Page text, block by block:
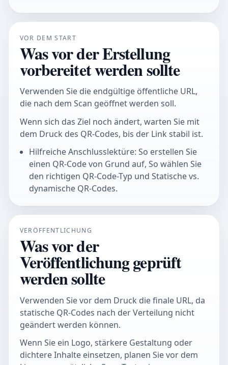
VOR DEM START
Was vor der Erstellung
vorbereitet werden sollte
Verwenden Sie die endgültige öffentliche URL,
die nach dem Scan geöffnet werden soll.
Wenn sich das Ziel noch ändert, warten Sie mit
dem Druck des QR-Codes, bis der Link stabil ist.
Hilfreiche Anschlusslektüre: So erstellen Sie
einen QR-Code von Grund auf, So wählen Sie
den richtigen QR-Code-Typ und Statische vs.
dynamische QR-Codes.
VERÖFFENTLICHUNG
Was vor der
Veröffentlichung geprüft
werden sollte
Verwenden Sie vor dem Druck die finale URL, da
statische QR-Codes nach der Verteilung nicht
geändert werden können.
Wenn Sie ein Logo, stärkere Gestaltung oder
dichtere Inhalte einsetzen, planen Sie vor dem